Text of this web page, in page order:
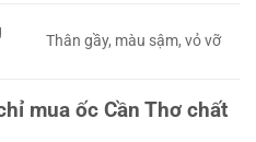
Thân gầy, màu sậm, vỏ vỡ
mua ốc Cần Thơ chất